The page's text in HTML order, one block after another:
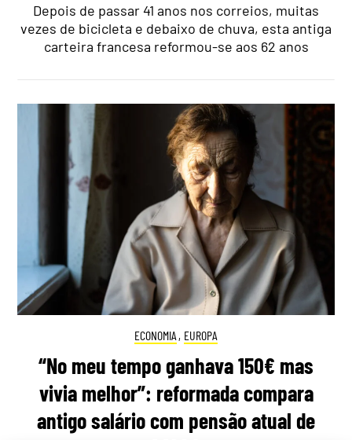
Depois de passar 41 anos nos correios, muitas
vezes de bicicleta e debaixo de chuva, esta antiga
carteira francesa reformou-se aos 62 anos
ECONOMIA , EUROPA
“No meu tempo ganhava 150€ mas
vivia melhor”: reformada compara
antigo salário com pensão atual de